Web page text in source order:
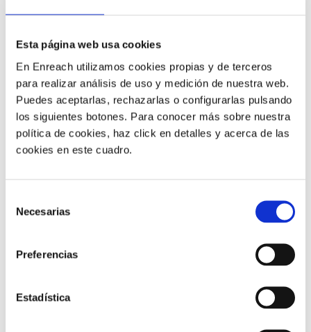
Esta página web usa cookies
En Enreach utilizamos cookies propias y de terceros
para realizar análisis de uso y medición de nuestra web.
Puedes aceptarlas, rechazarlas o configurarlas pulsando
los siguientes botones. Para conocer más sobre nuestra
política de cookies, haz click en detalles y acerca de las
cookies en este cuadro.
Necesarias
Preferencias
Estadística
CONTRATA NÚMEROS 900 Y
800 PARA LLAMADAS
COMERCIALES
Según la Ley de Telecomunicaciones, el incumplimiento
con multas de hasta 2 millones de euros.